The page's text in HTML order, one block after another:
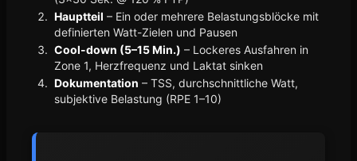
Hauptteil – Ein oder mehrere Belastungsblöcke mit
definierten Watt-Zielen und Pausen
Cool-down (5–15 Min.) – Lockeres Ausfahren in
Zone 1, Herzfrequenz und Laktat sinken
Dokumentation – TSS, durchschnittliche Watt,
subjektive Belastung (RPE 1–10)